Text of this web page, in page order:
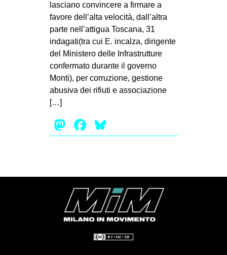
ZAM
MILANO
MOBILITAZIONI
SPAZI
SPORT POPOLARE
AMBIENTE
GENERI
MIGRAZIONI
PRECARIATO
lasciano convincere a firmare a
favore dell’alta velocità, dall’altra
parte nell’attigua Toscana, 31
indagati(tra cui E. incalza, dirigente
del Ministero delle Infrastrutture
confermato durante il governo
Monti), per corruzione, gestione
abusiva dei rifiuti e associazione
[…]
Mastodon
Facebook